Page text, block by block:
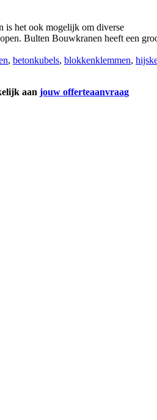
is het ook mogelijk om diverse
Bulten Bouwkranen heeft een
, betonkubels, blokkenklemmen,
aan jouw offerteaanvraag